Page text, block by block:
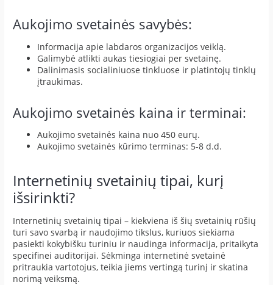
Aukojimo svetainės savybės:
Informacija apie labdaros organizacijos veiklą.
Galimybė atlikti aukas tiesiogiai per svetainę.
Dalinimasis socialiniuose tinkluose ir platintojų tinklų
įtraukimas.
Aukojimo svetainės kaina ir terminai:
Aukojimo svetainės kaina nuo 450 eurų.
Aukojimo svetainės kūrimo terminas: 5-8 d.d.
Internetinių svetainių tipai, kurį
išsirinkti?
Internetinių svetainių tipai – kiekviena iš šių svetainių rūšių
turi savo svarbą ir naudojimo tikslus, kuriuos siekiama
pasiekti kokybišku turiniu ir naudinga informacija, pritaikyta
specifinei auditorijai. Sėkminga internetinė svetainė
pritraukia vartotojus, teikia jiems vertingą turinį ir skatina
norimą veiksmą.